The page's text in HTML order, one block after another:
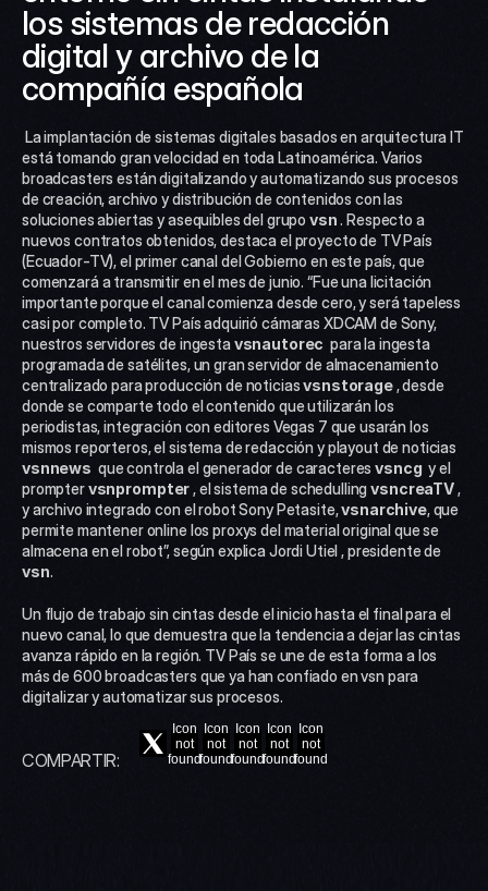
los sistemas de redacción
digital y archivo de la
compañía española
está tomando gran velocidad en toda Latinoamérica. Varios
broadcasters están digitalizando y automatizando sus procesos
de creación, archivo y distribución de contenidos con las
soluciones abiertas y asequibles del grupo vsn . Respecto a
nuevos contratos obtenidos, destaca el proyecto de TV País
(Ecuador-TV), el primer canal del Gobierno en este país, que
comenzará a transmitir en el mes de junio. “Fue una licitación
importante porque el canal comienza desde cero, y será tapeless
casi por completo. TV País adquirió cámaras XDCAM de Sony,
nuestros servidores de ingesta vsnautorec para la ingesta
programada de satélites, un gran servidor de almacenamiento
centralizado para producción de noticias vsnstorage, desde
donde se comparte todo el contenido que utilizarán los
periodistas, integración con editores Vegas 7 que usarán los
vsnnews que controla el generador de caracteres vsncg y el
prompter vsnprompter, el sistema de schedulling vsncreaTV,
y archivo integrado con el robot Sony Petasite, vsnarchive, que
permite mantener online los proxys del material original que se
vsn.
Un flujo de trabajo sin cintas desde el inicio hasta el final para el
nuevo canal, lo que demuestra que la tendencia a dejar las cintas
avanza rápido en la región. TV País se une de esta forma a los
más de 600 broadcasters que ya han confiado en vsn para
digitalizar y automatizar sus procesos.
COMPARTIR:
Icon
not
found
Icon
not
found
Icon
not
found
Icon
not
found
Icon
not
found